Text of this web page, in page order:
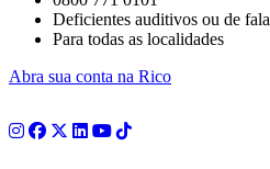
Deficientes auditivos ou de fala
Para todas as localidades
Abra sua conta na Rico